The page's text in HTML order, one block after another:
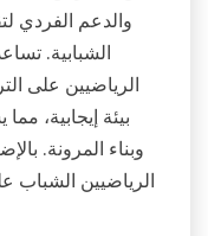
والدعم الفردي
الشبابية.
الرياضيين على
بيئة إيجابية،
وبناء المرونة.
الرياضيين الشباب